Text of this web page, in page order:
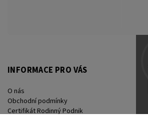
INFORMACE PRO VÁS
O nás
Obchodní podmínky
Certifikát Rodinný Podnik